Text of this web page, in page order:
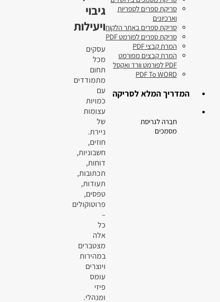
גיבוי
ויעילות
עסקים
מכל
תחום
מתמודדים
עם
כמויות
עצומות
של
ניירת.
חוזים,
חשבוניות,
דוחות,
תכתובות,
תעודות,
טפסים,
פרוטוקולים
–
כל
אלה
מצטברים
במהירות
ויוצרים
עומס
פיזי
ומנהלי.
סריקת ספרים לספריות
וארכיונים
סריקת ספרים באתר הלקוח
סריקת ספרים לפורמט PDF
המרת קבצי PDF
המרת קבצים מפורמט
PDF לפורמט וורד ואקסל
PDF To WORD
המדריך המלא לסריקה
חברה לגריסת
מסמכים